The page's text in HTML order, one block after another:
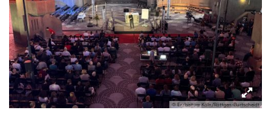
© Erzbistum Köln/Röttgen-Burtscheidt